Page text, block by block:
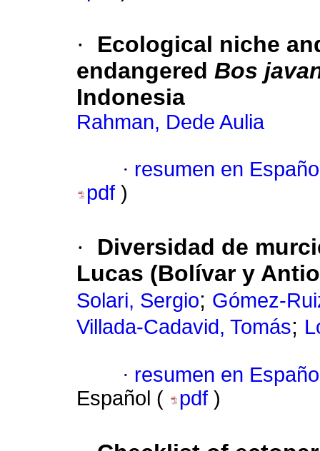
·
Ecological niche
endangered Bos
Indonesia
Rahman, Dede Aulia
· resumen en
pdf )
·
Diversidad de
Lucas (Bolívar y
Solari, Sergio; Gómez-
Villada-Cadavid, Tomás;
· resumen en
Español (
pdf )